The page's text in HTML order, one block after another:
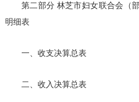
第二部分 林芝市妇女联合会（
明细表
一、收支决算总表
二、收入决算总表